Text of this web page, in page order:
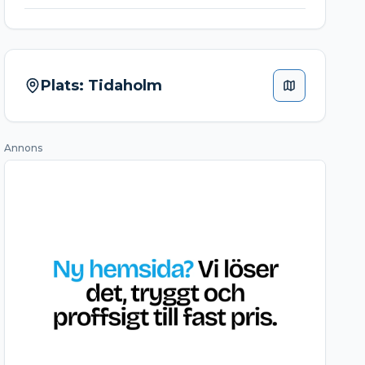
Plats: Tidaholm
Annons